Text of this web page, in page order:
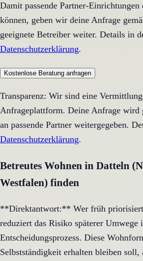
Damit passende Partner-
können, geben wir deine Anfrage
geeignete Betreiber weiter. Details in
Datenschutzerklärung.
Kostenlose Beratung anfragen
Transparenz: Wir sind eine
Anfrageplattform. Deine Anfrage wird
an passende Partner weitergegeben.
Datenschutzerklärung.
Betreutes Wohnen in Datteln
Westfalen) finden
**Direktantwort:** Wer früh
reduziert das Risiko späterer Umwege
Entscheidungsprozess. Diese
Selbstständigkeit erhalten bleiben soll,